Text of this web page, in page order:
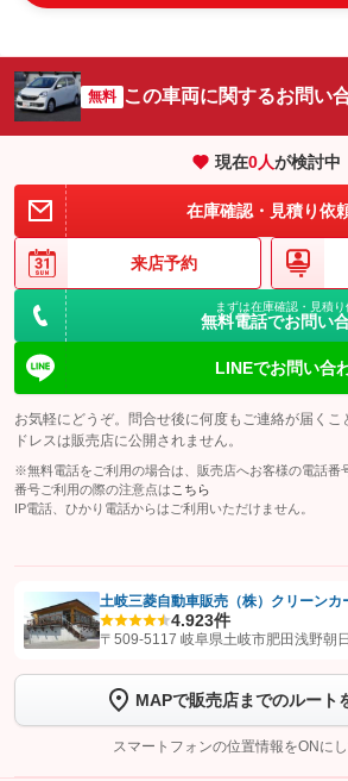
無料 この車両に関するお問い
現在0人が検討中
在庫確認・見積り依
来店予約
まずは在庫確認・見積り
無料電話でお問い
LINEでお問い合
お気軽にどうぞ。問合せ後に何度もご連絡が届くこ
ドレスは販売店に公開されません。
※無料電話をご利用の場合は、販売店へお客様の電話番
番号ご利用の際の注意点は こちら
IP電話、ひかり電話からはご利用いただけません。
【STEP1】認証画面でグーネットを友だち追加して
トーク画面で
ボタンをタップして問い
完了してください。
こちら
土岐三菱自動車販売（株）クリーンカ
4.923件
〒509-5117 岐阜県土岐市肥田浅野朝
MAPで販売店までのルート
スマートフォンの位置情報をONに